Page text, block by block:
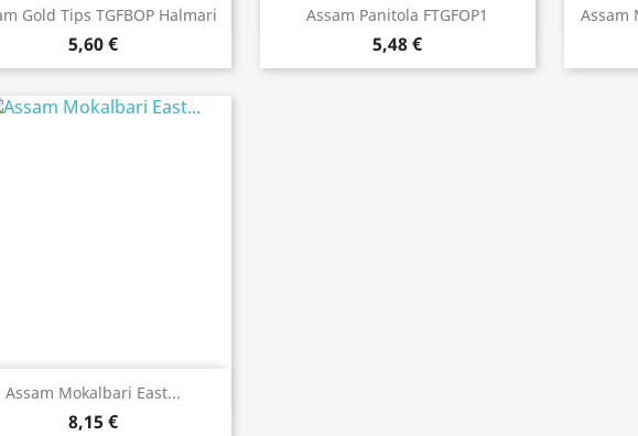
Gold Tips TGFBOP Halmari
5,60 €
 Anteprima Assam Panitola FTGFOP1
5,48 €
Anteprima Assam
Assam Mokalbari East...
8,15 €
Anteprima